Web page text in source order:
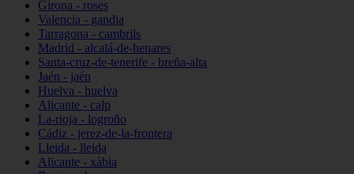
Girona - roses
Valencia - gandia
Tarragona - cambrils
Madrid - alcalá-de-henares
Santa-cruz-de-tenerife - breña-alta
Jaén - jaén
Huelva - huelva
Alicante - calp
La-rioja - logroño
Cádiz - jerez-de-la-frontera
Lleida - lleida
Alicante - xàbia